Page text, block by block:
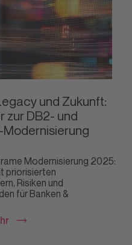
und Zukunft:
zur DB2- und
Modernisierung 2025:
priorisierten
Risiken und
für Banken &